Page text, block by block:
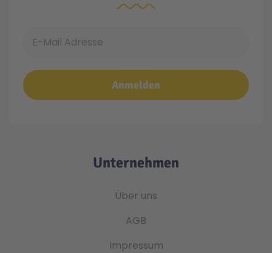
Anmelden
Unternehmen
Über uns
AGB
Impressum